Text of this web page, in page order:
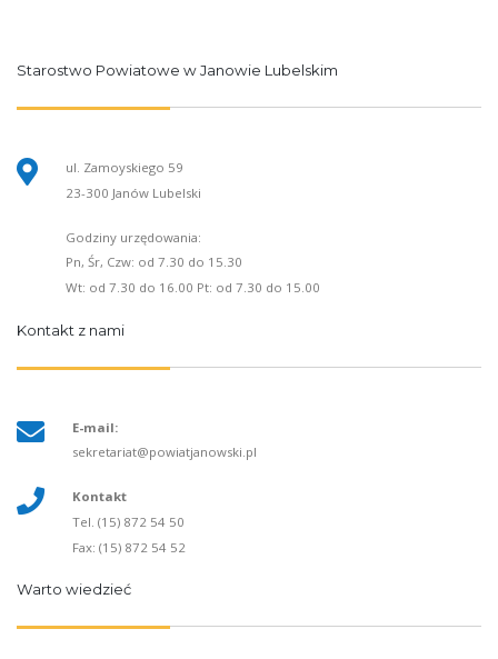
Starostwo Powiatowe w Janowie Lubelskim
ul. Zamoyskiego 59
23-300 Janów Lubelski
Godziny urzędowania:
Pn, Śr, Czw: od 7.30 do 15.30
Wt: od 7.30 do 16.00 Pt: od 7.30 do 15.00
Kontakt z nami
E-mail:
sekretariat@powiatjanowski.pl
Kontakt
Tel. (15) 872 54 50
Fax: (15) 872 54 52
Warto wiedzieć